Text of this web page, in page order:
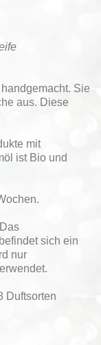
Sie
aus. Diese
mit
ist Bio und
sich ein
nur
Duftsorten